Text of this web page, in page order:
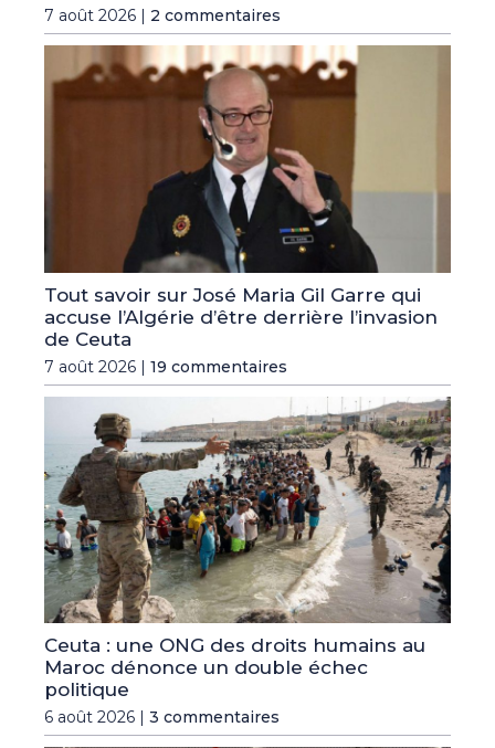
7 août 2026 | 2 commentaires
Tout savoir sur José Maria Gil Garre qui
accuse l’Algérie d’être derrière l’invasion
de Ceuta
7 août 2026 | 19 commentaires
Ceuta : une ONG des droits humains au
Maroc dénonce un double échec
politique
6 août 2026 | 3 commentaires